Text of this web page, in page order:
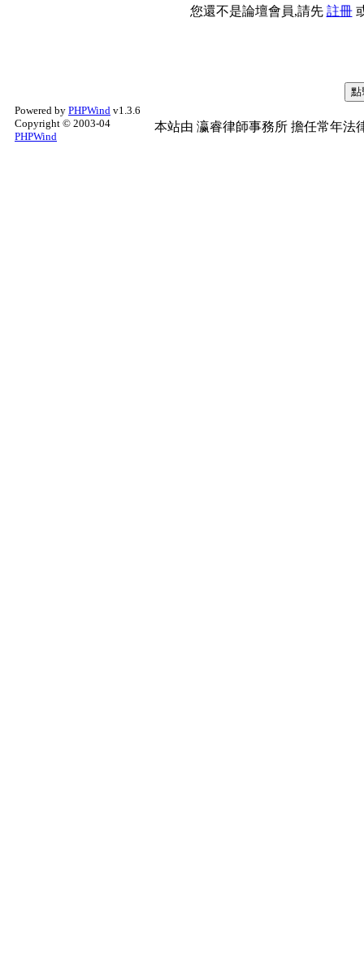
您還不是論壇會員,請先 註冊
Powered by PHPWind v1.3.6
Copyright © 2003-04
PHPWind
本站由 瀛睿律師事務所 擔任常年法